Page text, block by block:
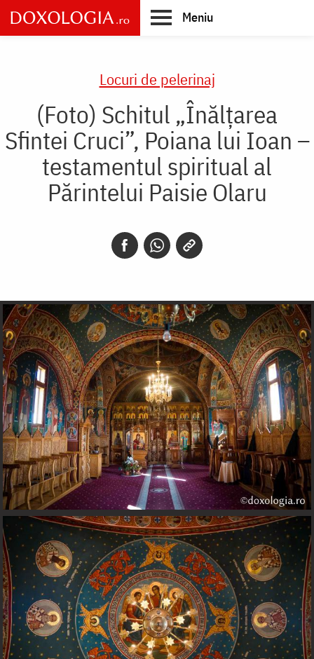
Skip
to
main
Meniu
Locuri de pelerinaj
(Foto) Schitul „Înălțarea
Sfintei Cruci”, Poiana lui Ioan –
testamentul spiritual al
Părintelui Paisie Olaru